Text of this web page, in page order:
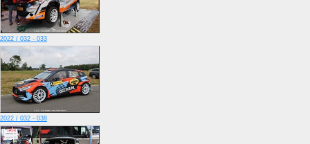
2022 / 032 - 033
2022 / 032 - 038